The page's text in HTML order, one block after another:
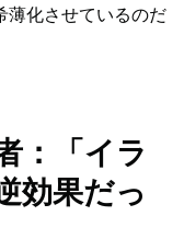
薄化させているのだ
：「イラ
効果だっ